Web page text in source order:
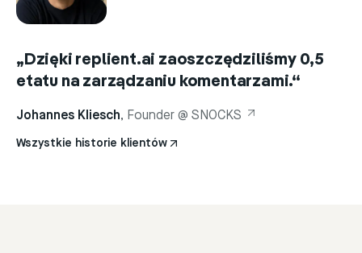
„Dzięki replient.ai zaoszczędziliśmy 0,5
etatu na zarządzaniu komentarzami.“
Johannes Kliesch, Founder @ SNOCKS
Wszystkie historie klientów